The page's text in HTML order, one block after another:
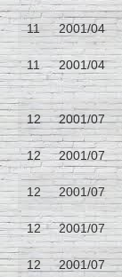
11 2001/04
11 2001/04
12 2001/07
12 2001/07
12 2001/07
12 2001/07
12 2001/07